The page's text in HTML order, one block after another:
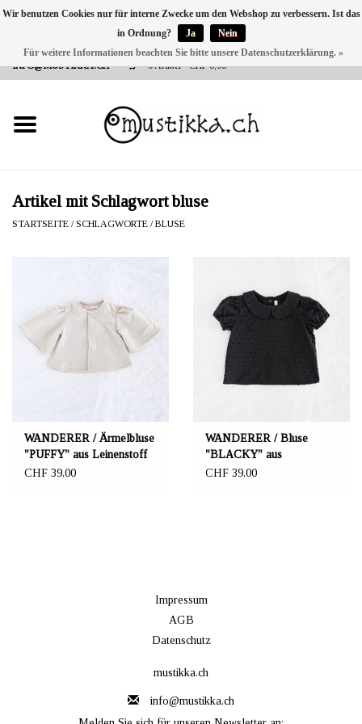
VERSANDKOSTEN 0 CHF INNERHALB CH | INT. VERSAND ÜBER
INFO@MUSTIKKA.CH
0 Artikel - CHF 0,00
NEU BEI UNS
SHOP - A PIECE OF
FINLAND FOR YOU
Artikel mit Schlagwort bluse
STARTSEITE /SCHLAGWORTE /BLUSE
WANDERER / Ärmelbluse
"PUFFY" aus Leinenstoff
CHF 39,00
WANDERER / Bluse
"BLACKY" aus
Baumwolle
CHF 39,00
Impressum
AGB
Datenschutz
mustikka.ch
info@mustikka.ch
Wir benutzen Cookies nur für interne Zwecke um den Webshop zu verbessern. Ist das
in Ordnung?
Ja
Nein
Für weitere Informationen beachten Sie bitte unsere Datenschutzerklärung. »